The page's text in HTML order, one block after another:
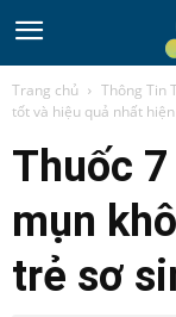
Trang chủ Thông Tin
tốt và hiệu quả nhất
Thuốc
mụn
trẻ sơ